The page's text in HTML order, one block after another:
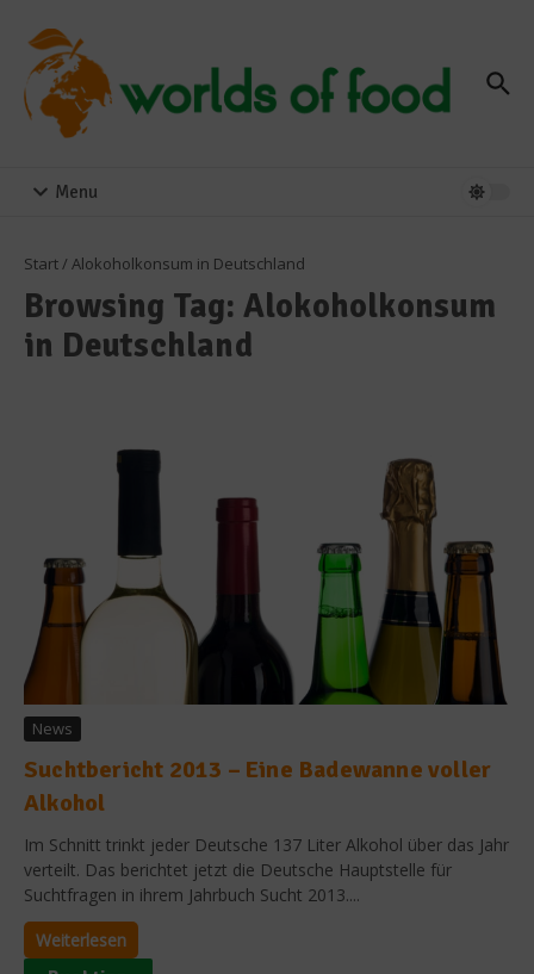
Menu
Start/ Alokoholkonsum in Deutschland
Browsing Tag: Alokoholkonsum
in Deutschland
News
Suchtbericht 2013 – Eine Badewanne voller
Alkohol
Im Schnitt trinkt jeder Deutsche 137 Liter Alkohol über das Jahr
verteilt. Das berichtet jetzt die Deutsche Hauptstelle für
Suchtfragen in ihrem Jahrbuch Sucht 2013....
Weiterlesen